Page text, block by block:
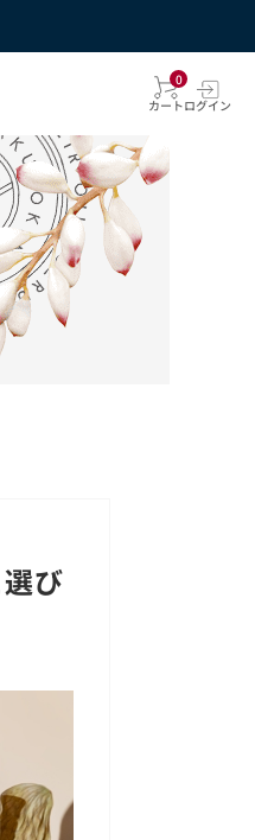
0
カートログイン
び